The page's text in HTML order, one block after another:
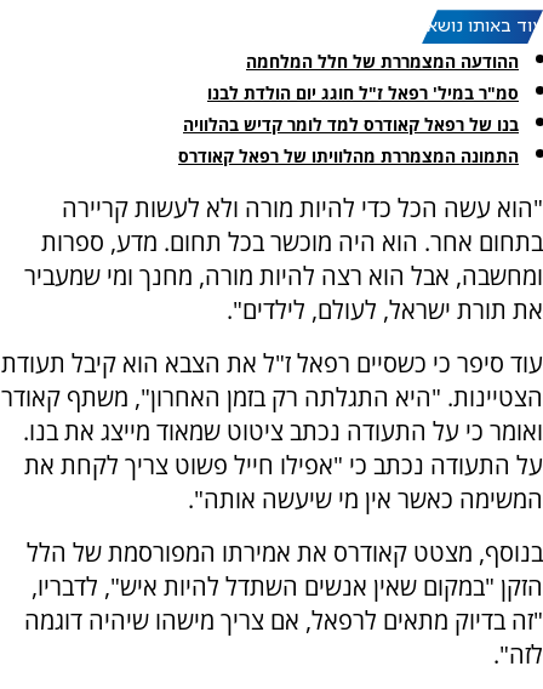
עוד באותו נושא:
ההודעה המצמררת של חלל המלחמה
סמ"ר במיל' רפאל ז"ל חוגג יום הולדת לבנו
בנו של רפאל קאודרס למד לומר קדיש בהלוויה
התמונה המצמררת מהלוויתו של רפאל קאודרס
"הוא עשה הכל כדי להיות מורה ולא לעשות קריירה
בתחום אחר. הוא היה מוכשר בכל תחום. מדע, ספרות
ומחשבה, אבל הוא רצה להיות מורה, מחנך ומי שמעביר
את תורת ישראל, לעולם, לילדים".
עוד סיפר כי כשסיים רפאל ז"ל את הצבא הוא קיבל תעודת
הצטיינות. "היא התגלתה רק בזמן האחרון", משתף קאודר
ואומר כי על התעודה נכתב ציטוט שמאוד מייצג את בנו.
על התעודה נכתב כי "אפילו חייל פשוט צריך לקחת את
המשימה כאשר אין מי שיעשה אותה".
בנוסף, מצטט קאודרס את אמירתו המפורסמת של הלל
הזקן "במקום שאין אנשים השתדל להיות איש", לדבריו,
"זה בדיוק מתאים לרפאל, אם צריך מישהו שיהיה דוגמה
לזה".